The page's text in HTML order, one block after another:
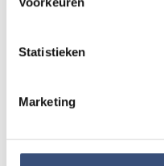
Statistieken
Marketing
AUG.